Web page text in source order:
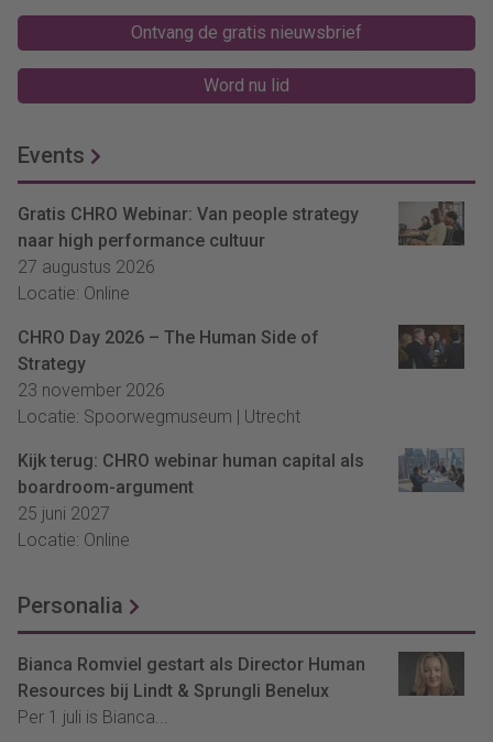
Ontvang de gratis nieuwsbrief
Word nu lid
Events
Gratis CHRO Webinar: Van people strategy
naar high performance cultuur
27 augustus 2026
Locatie: Online
CHRO Day 2026 – The Human Side of
Strategy
23 november 2026
Locatie: Spoorwegmuseum | Utrecht
Kijk terug: CHRO webinar human capital als
boardroom-argument
25 juni 2027
Locatie: Online
Personalia
Bianca Romviel gestart als Director Human
Resources bij Lindt & Sprungli Benelux
Per 1 juli is Bianca...